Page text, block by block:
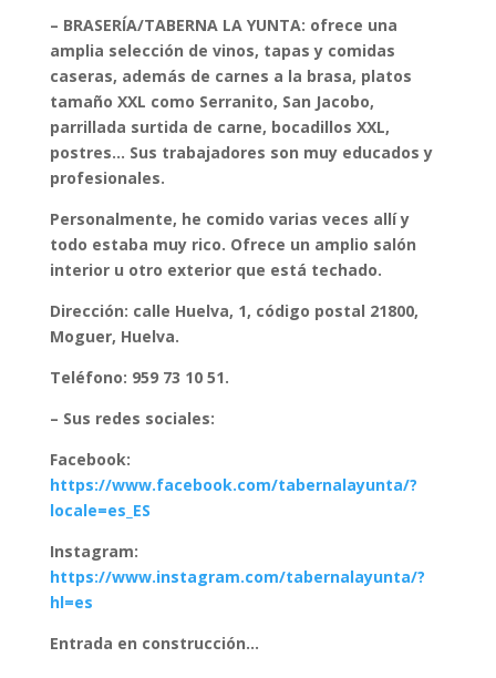
– BRASERÍA/TABERNA LA YUNTA: ofrece una
amplia selección de vinos, tapas y comidas
caseras, además de carnes a la brasa, platos
tamaño XXL como Serranito, San Jacobo,
parrillada surtida de carne, bocadillos XXL,
postres… Sus trabajadores son muy educados y
profesionales.
Personalmente, he comido varias veces allí y
todo estaba muy rico. Ofrece un amplio salón
interior u otro exterior que está techado.
Dirección: calle Huelva, 1, código postal 21800,
Moguer, Huelva.
Teléfono: 959 73 10 51.
– Sus redes sociales:
Facebook:
https://www.facebook.com/tabernalayunta/?
locale=es_ES
Instagram:
https://www.instagram.com/tabernalayunta/?
hl=es
Entrada en construcción…